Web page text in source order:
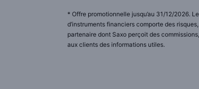
* Offre promotionnelle jusqu’au 31/12/2026.
d’instruments financiers comporte des
partenaire dont Saxo perçoit des
aux clients des informations utiles.